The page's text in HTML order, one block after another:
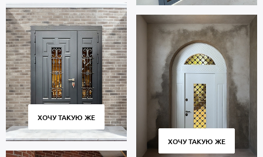
ХОЧУ ТАКУЮ ЖЕ
ХОЧУ ТАКУЮ ЖЕ